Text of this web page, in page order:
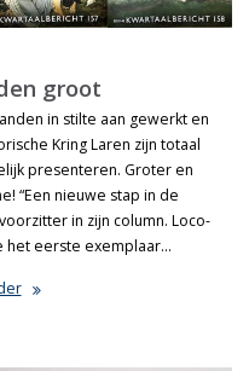
groot
in stilte aan gewerkt en
Kring Laren zijn totaal
presenteren. Groter en
“Een nieuwe stap in de
in zijn column. Loco-
het eerste exemplaar…